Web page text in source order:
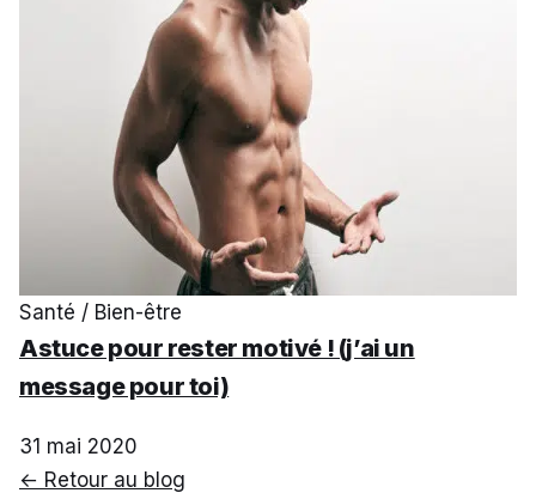
Santé / Bien-être
Astuce pour rester motivé ! (j’ai un
message pour toi)
31 mai 2020
← Retour au blog